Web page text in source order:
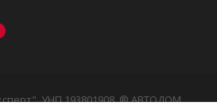
УНП 193801908. ® АВТОДОМ